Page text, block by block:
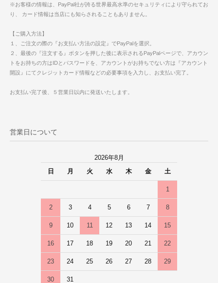
※お客様の情報は、PayPal社が誇る世界最高水準のセキュリティにより守られてお
り、 カード情報は当店にも知らされることもありません。
【ご購入方法】
１、ご注文の際の『お支払い方法の設定』でPayPalを選択。
２、最後の『注文する』ボタンを押した後に表示されるPayPalページで、アカウン
トをお持ちの方はIDとパスワードを、アカウントがお持ちでない方は『アカウント
開設』にてクレジットカード情報などの必要事項を入力し、お支払い完了。
お支払い完了後、５営業日以内に発送いたします。
営業日について
2026年8月
日
月 火 水 木 金 土
1
2 3 4 5 6 7 8
9 10 11 12 13 14 15
16 17 18 19 20 21 22
23 24 25 26 27 28 29
30 31